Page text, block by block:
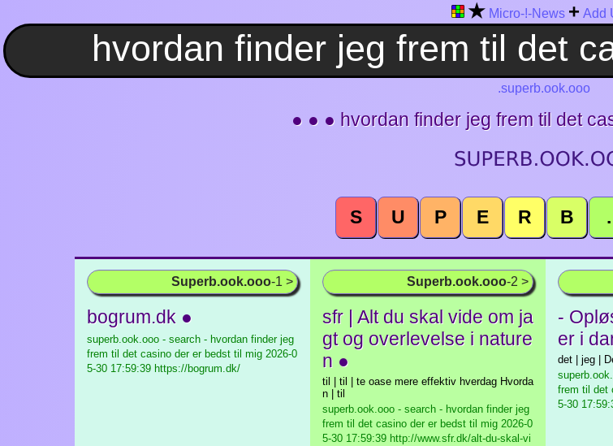
★ Micro-!-News + Add
.superb.ook.ooo
● ● ● hvordan finder jeg frem til det
S U P E R B .
Superb.ook.ooo-1 >
bogrum.dk ●
superb.ook.ooo - search - hvordan finder jeg
frem til det casino der er bedst til mig 2026-0
5-30 17:59:39 https://bogrum.dk/
Superb.ook.ooo-2 >
sfr | Alt du skal vide om ja
gt og overlevelse i nature
n ●
til | til | te oase mere effektiv hverdag Hvorda
n | til
superb.ook.ooo - search - hvordan finder jeg
frem til det casino der er bedst til mig 2026-0
5-30 17:59:39 http://www.sfr.dk/alt-du-skal-vi
-
er i
det | jeg |
frem til det
5-30